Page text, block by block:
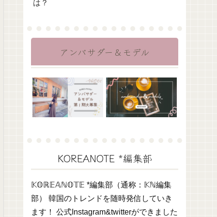
は？
アンバサダー＆モデル
KOREANOTE *編集部
𝕂𝕆ℝ𝔼𝔸ℕ𝕆𝕋𝔼 *編集部（通称：𝕂ℕ編集
部） 韓国のトレンドを随時発信していき
ます！ 公式Instagram&twitterができました